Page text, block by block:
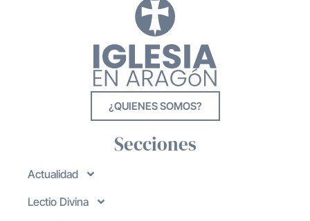
¿QUIENES SOMOS?
Secciones
Actualidad
Lectio Divina